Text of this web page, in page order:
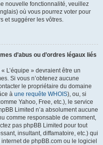
nouvelle fonctionnalité, veuillez
où vous pourrez voter pour
et suggérer les vôtres.
d’abus ou d’ordres légaux liés
L’équipe » devraient être un
Si vous n’obtenez aucune
le propriétaire du domaine
à une requête WHOIS), ou, si
Yahoo, Free, etc.), le service
Limited n’a absolument aucune
comme responsable de comment,
pas phpBB Limited pour tout
insultant, diffamatoire, etc.) qui
de phpBB.com ou le logiciel